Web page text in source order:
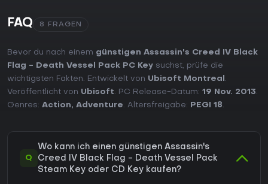
FAQ 8 FRAGEN
Bevor du nach einem günstigen Assassin's Creed IV Black
Flag - Death Vessel Pack PC Key suchst, prüfe die
wichtigsten Fakten. Entwickelt von Ubisoft Montreal .
Veröffentlicht von Ubisoft. PC Release-Datum: 19 Nov. 2013.
Genres: Action, Adventure. Altersfreigabe: PEGI 18.
Q
Wo kann ich einen günstigen Assassin's
Creed IV Black Flag - Death Vessel Pack
Steam Key oder CD Key kaufen?